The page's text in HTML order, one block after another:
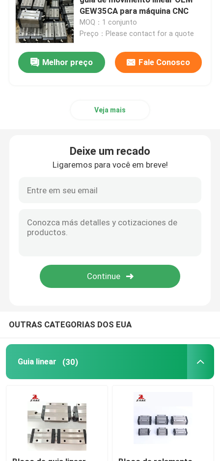
Trilho de guia linear
guideways lineares
Módulo de guia linear
Apoio da ponta do parafuso da bola
Guia de movimento linear
Trilho linear da corrediça
GEW35CA para máquina CNC
MOQ：1 conjunto
Preço：Please contact for a quote
Melhor preço Fale Conosco
Veja mais
Deixe um recado
Ligaremos para você em breve!
OUTRAS CATEGORIAS DOS EUA
Guia linear (30)